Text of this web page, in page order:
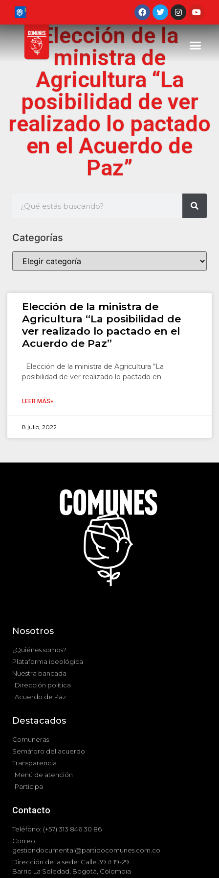
Elección de la
ministra de
Agricultura “La
posibilidad de ver
realizado lo pactado
en el Acuerdo de
Paz”
Categorías
Elección de la ministra de
Agricultura “La posibilidad de
ver realizado lo pactado en el
Acuerdo de Paz”
Elección de la ministra de Agricultura “La
posibilidad de ver realizado lo pactado en
LEER MÁS»
8 julio, 2022
Nosotros
¿Quiénes somos?
Plataforma ideológica
Nuestra bancada
Dirección política
Acuerdo de Paz
Destacados
Comuneras
Semáforo del acuerdo
Transparencia
Menú de atención
Participa
Contacto
Teléfono: (+57) 313 846 30 86
Correo:
gestiondocumental@partidocomunes.com.co
Dirección de la sede: Calle 39 # 19-29
Barrio La Soledad, Bogotá, Colombia